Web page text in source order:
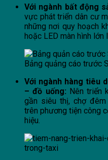
Với ngành bất động
vực phát triển dân cư
những nơi quy hoạch
hoặc LED màn hình lớn
Bảng quảng cáo trước
Với ngành hàng tiêu
– đồ uống: Nên triển
gần siêu thị, chợ đêm
trên phương tiện công
hiệu.